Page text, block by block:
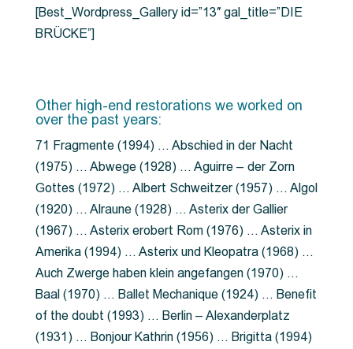
[Best_Wordpress_Gallery id=”13″ gal_title=”DIE
BRÜCKE”]
Other high-end restorations we worked on
over the past years:
71 Fragmente (1994) … Abschied in der Nacht
(1975) … Abwege (1928) … Aguirre – der Zorn
Gottes (1972) … Albert Schweitzer (1957) … Algol
(1920) … Alraune (1928) … Asterix der Gallier
(1967) … Asterix erobert Rom (1976) … Asterix in
Amerika (1994) … Asterix und Kleopatra (1968) …
Auch Zwerge haben klein angefangen (1970) …
Baal (1970) … Ballet Mechanique (1924) … Benefit
of the doubt (1993) … Berlin – Alexanderplatz
(1931) … Bonjour Kathrin (1956) … Brigitta (1994)